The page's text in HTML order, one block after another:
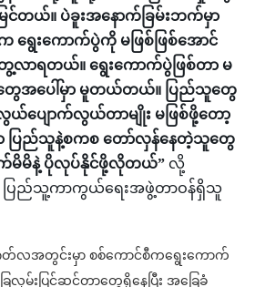
တယ်။ ပဲခူးအနောက်ခြမ်းဘက်မှာ
ေးကောက်ပွဲကို မဖြစ်ဖြစ်အောင်
ာရတယ်။ ရွေးကောက်ပွဲဖြစ်တာ မ
ေအပေါ်မှာ မူတယ်တယ်။ ပြည်သူတွေ
ပျောက်လွယ်တာမျိုး မဖြစ်ဖို့တော့
ပြည်သူနဲ့စကစ တော်လှန်နေတဲ့သူတွေ
မိမိနဲ့ ပိုလုပ်နိုင်ဖို့လိုတယ်” လို့
ပြည်သူ့ကာကွယ်ရေးအဖွဲ့တာဝန်ရှိသူ
လအတွင်းမှာ စစ်ကောင်စီကရွေးကောက်
ေလှမ်းပြင်ဆင်တာတွေရှိနေပြီး အခြေခံ